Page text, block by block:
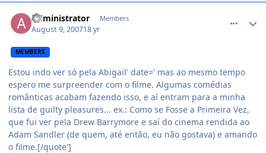
Administrator Members
August 9, 200718 yr
MEMBERS
Estou indo ver só pela Abigail' date=' mas ao mesmo tempo
espero me surpreender com o filme. Algumas comédias
românticas acabam fazendo isso, e aí entram para a minha
lista de guilty pleasures... ex.: Como se Fosse a Primeira Vez,
que fui ver pela Drew Barrymore e saí do cinema rendida ao
Adam Sandler (de quem, até então, eu não gostava) e amando
o filme.[/quote']